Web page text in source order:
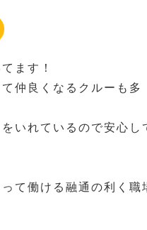
ます！
仲良くなるクルーも多
いれているので安心し
て働ける融通の利く職